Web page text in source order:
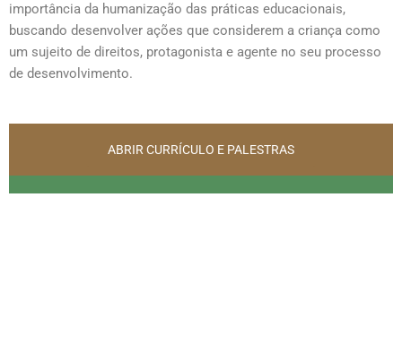
importância da humanização das práticas educacionais,
buscando desenvolver ações que considerem a criança como
um sujeito de direitos, protagonista e agente no seu processo
de desenvolvimento.
ABRIR CURRÍCULO E PALESTRAS